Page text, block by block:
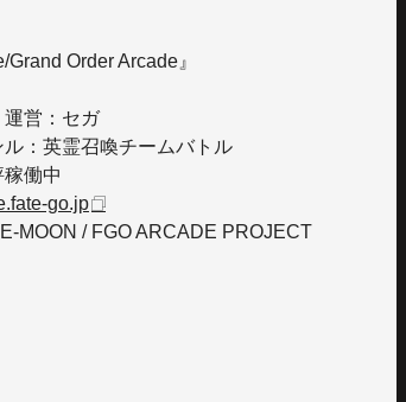
Grand Order Arcade』
運営：セガ
ル：英霊召喚チームバトル
働中
go.jp
MOON / FGO ARCADE PROJECT